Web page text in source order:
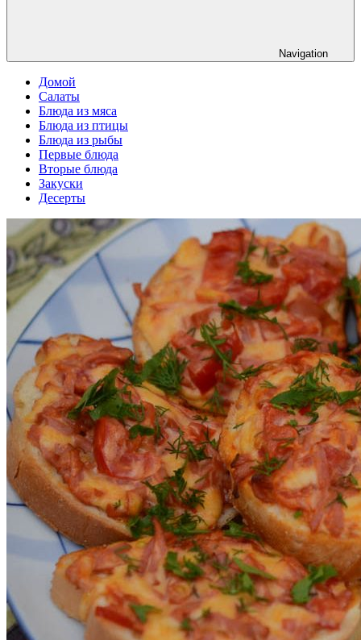
Navigation
Домой
Салаты
Блюда из мяса
Блюда из птицы
Блюда из рыбы
Первые блюда
Вторые блюда
Закуски
Десерты